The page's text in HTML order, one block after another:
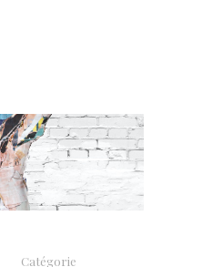
Catégorie